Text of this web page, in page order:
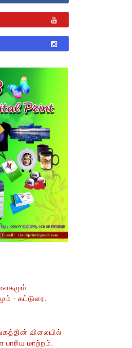
- கட்டுரை.
விலையில்
பாரிய மாற்றம்.